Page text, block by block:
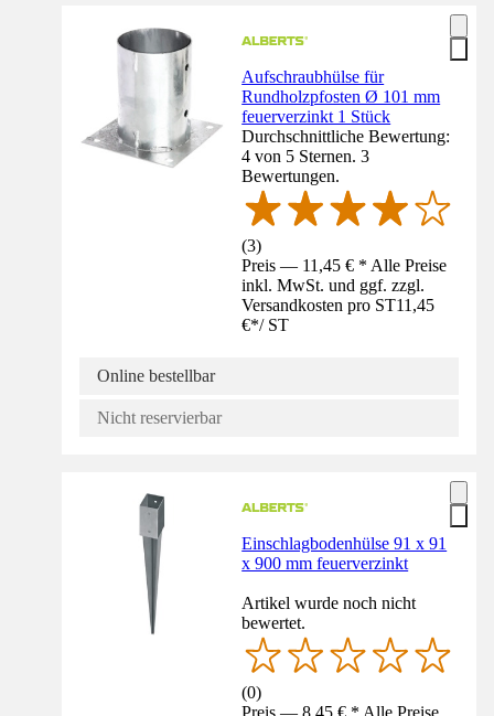
Aufschraubhülse für
Rundholzpfosten Ø 101 mm
feuerverzinkt 1 Stück
Durchschnittliche Bewertung:
4 von 5 Sternen. 3
Bewertungen.
(3)
Preis — 11,45 € * Alle Preise
inkl. MwSt. und ggf. zzgl.
Versandkosten pro ST11,45
€*/ ST
Online bestellbar
Nicht reservierbar
Einschlagbodenhülse 91 x 91
x 900 mm feuerverzinkt
Artikel wurde noch nicht
bewertet.
(0)
Preis — 8,45 € * Alle Preise